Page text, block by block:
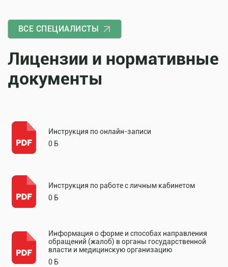
ВСЕ СПЕЦИАЛИСТЫ
Лицензии и нормативные
документы
Инструкция по онлайн-записи
0 Б
Инструкция по работе с личным кабинетом
0 Б
Информация о форме и способах направления
обращений (жалоб) в органы государственной
власти и медицинскую организацию
0 Б